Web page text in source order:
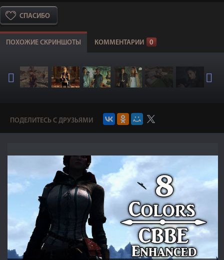
СПАСИБО
ПОХОЖИЕ СКРИНШОТЫ КОММЕНТАРИИ 0
ПОДЕЛИТЕСЬ С ДРУЗЬЯМИ